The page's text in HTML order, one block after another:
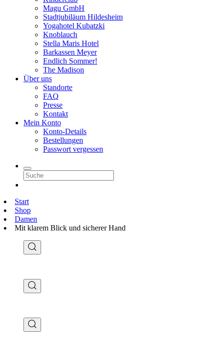
Magu GmbH
Stadtjubiläum Hildesheim
Yogahotel Kubatzki
Knoblauch
Stella Maris Hotel
Barkassen Meyer
Endlich Sommer!
The Madison
Über uns
Standorte
FAQ
Presse
Kontakt
Mein Konto
Konto-Details
Bestellungen
Passwort vergessen
Start
Shop
Damen
Mit klarem Blick und sicherer Hand